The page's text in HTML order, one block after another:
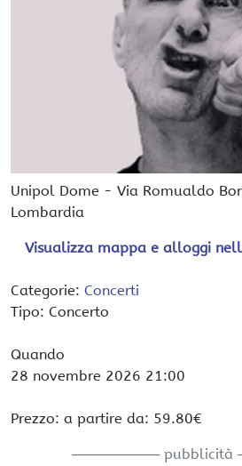
Unipol Dome - Via Romualdo
Lombardia
Visualizza mappa e alloggi
Categorie: Concerti
Tipo: Concerto
Quando
28 novembre 2026 21:00
Prezzo: a partire da: 59.80€
───────── pubblicità